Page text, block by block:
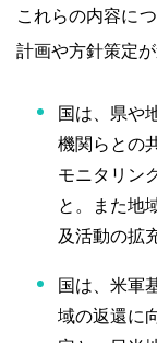
これらの内容に
計画や方針策定
国は、県や
機関らとの
モニタリン
と。また地
及活動の拡
国は、米軍
域の返還に